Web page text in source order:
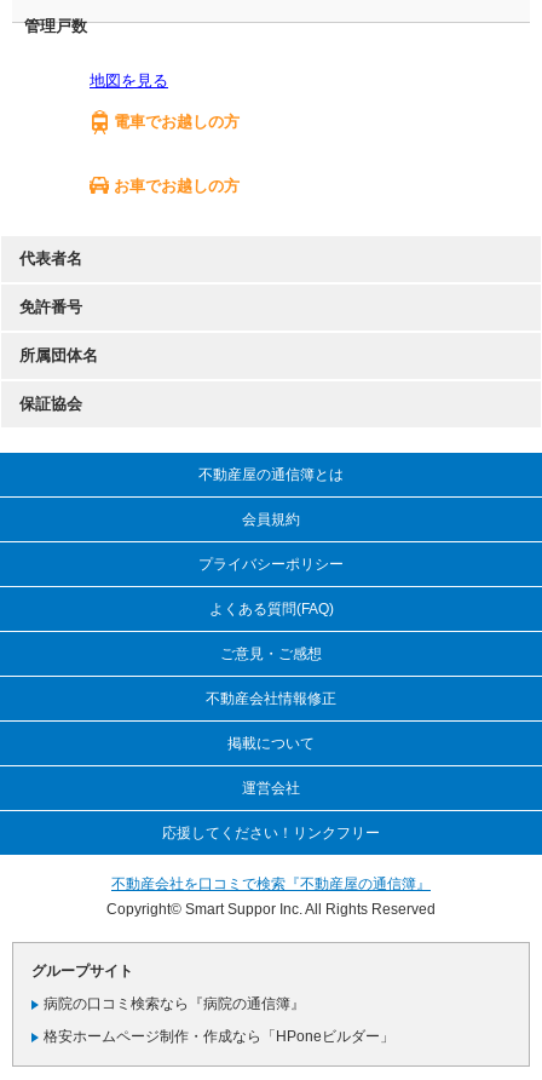
管理戸数
地図を見る
電車でお越しの方
お車でお越しの方
代表者名
免許番号
所属団体名
保証協会
不動産屋の通信簿とは
会員規約
プライバシーポリシー
よくある質問(FAQ)
ご意見・ご感想
不動産会社情報修正
掲載について
運営会社
応援してください！リンクフリー
不動産会社を口コミで検索『不動産屋の通信簿』
Copyright© Smart Suppor Inc. All Rights Reserved
グループサイト
病院の口コミ検索なら『病院の通信簿』
格安ホームページ制作・作成なら「HPoneビルダー」